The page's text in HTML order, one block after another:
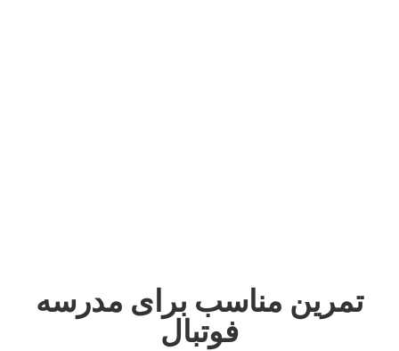
تمرین مناسب برای مدرسه
فوتبال